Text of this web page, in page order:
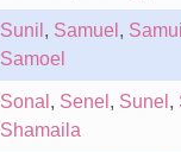
Sunil , Samuel , Samuil
Samoel
Sonal , Senel , Sunel ,
Shamaila